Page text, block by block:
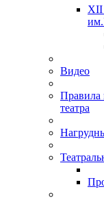
XII
Видео
Правила
театра